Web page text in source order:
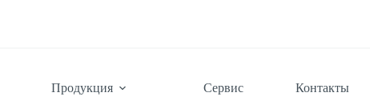
Продукция Сервис Контакты